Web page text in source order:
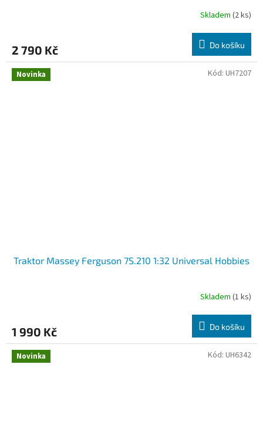
R
M
A
Skladem (2 ks)
2 790 Kč Do košíku
Novinka
Traktor Massey Ferguson 7S.210 1:32 Universal Hobbies
Skladem (1 ks)
1 990 Kč Do košíku
Kód: UH7207
Novinka Kód: UH6342